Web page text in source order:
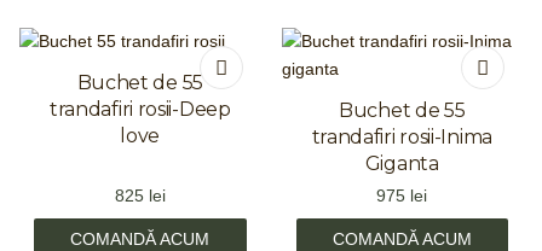
Buchet de 55
trandafiri rosii-Deep
love
825 lei
COMANDĂ ACUM
Buchet de 55
trandafiri rosii-Inima
Giganta
975 lei
COMANDĂ ACUM